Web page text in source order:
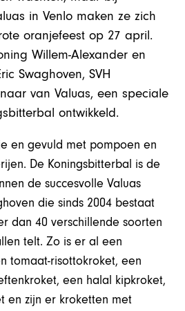
in Venlo maken ze zich
oranjefeest op 27 april.
Willem-Alexander en
Swaghoven, SVH
van Valuas, een speciale
ontwikkeld.
en gevuld met pompoen en
De Koningsbitterbal is de
de succesvolle Valuas
die sinds 2004 bestaat
dan 40 verschillende soorten
telt. Zo is er al een
tomaat-risottokroket, een
een halal kipkroket,
en zijn er kroketten met